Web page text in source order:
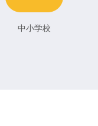
中小学校